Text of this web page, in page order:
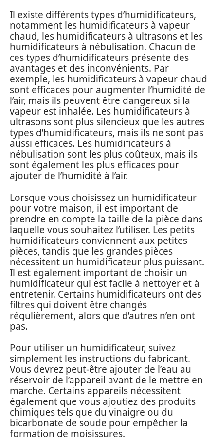
Il existe différents types d’humidificateurs,
notamment les humidificateurs à vapeur
chaud, les humidificateurs à ultrasons et les
humidificateurs à nébulisation. Chacun de
ces types d’humidificateurs présente des
avantages et des inconvénients. Par
exemple, les humidificateurs à vapeur chaud
sont efficaces pour augmenter l’humidité de
l’air, mais ils peuvent être dangereux si la
vapeur est inhalée. Les humidificateurs à
ultrasons sont plus silencieux que les autres
types d’humidificateurs, mais ils ne sont pas
aussi efficaces. Les humidificateurs à
nébulisation sont les plus coûteux, mais ils
sont également les plus efficaces pour
ajouter de l’humidité à l’air.
Lorsque vous choisissez un humidificateur
pour votre maison, il est important de
prendre en compte la taille de la pièce dans
laquelle vous souhaitez l’utiliser. Les petits
humidificateurs conviennent aux petites
pièces, tandis que les grandes pièces
nécessitent un humidificateur plus puissant.
Il est également important de choisir un
humidificateur qui est facile à nettoyer et à
entretenir. Certains humidificateurs ont des
filtres qui doivent être changés
régulièrement, alors que d’autres n’en ont
pas.
Pour utiliser un humidificateur, suivez
simplement les instructions du fabricant.
Vous devrez peut-être ajouter de l’eau au
réservoir de l’appareil avant de le mettre en
marche. Certains appareils nécessitent
également que vous ajoutiez des produits
chimiques tels que du vinaigre ou du
bicarbonate de soude pour empêcher la
formation de moisissures.